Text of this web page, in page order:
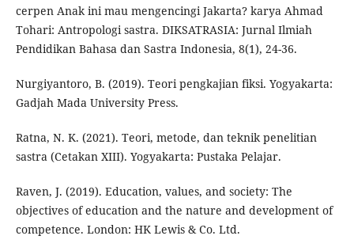
cerpen Anak ini mau mengencingi Jakarta? karya Ahmad
Tohari: Antropologi sastra. DIKSATRASIA: Jurnal Ilmiah
Pendidikan Bahasa dan Sastra Indonesia, 8(1), 24-36.
Nurgiyantoro, B. (2019). Teori pengkajian fiksi. Yogyakarta:
Gadjah Mada University Press.
Ratna, N. K. (2021). Teori, metode, dan teknik penelitian
sastra (Cetakan XIII). Yogyakarta: Pustaka Pelajar.
Raven, J. (2019). Education, values, and society: The
objectives of education and the nature and development of
competence. London: HK Lewis & Co. Ltd.